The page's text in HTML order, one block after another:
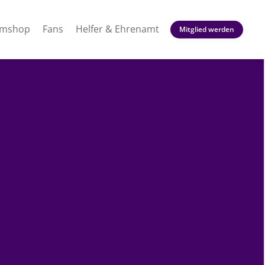
Fans Helfer & Ehrenamt Mitglied werden